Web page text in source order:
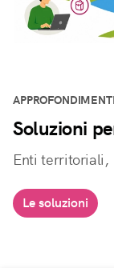
APPROFONDIMENTI
Soluzioni
Enti territoriali,
Le soluzioni